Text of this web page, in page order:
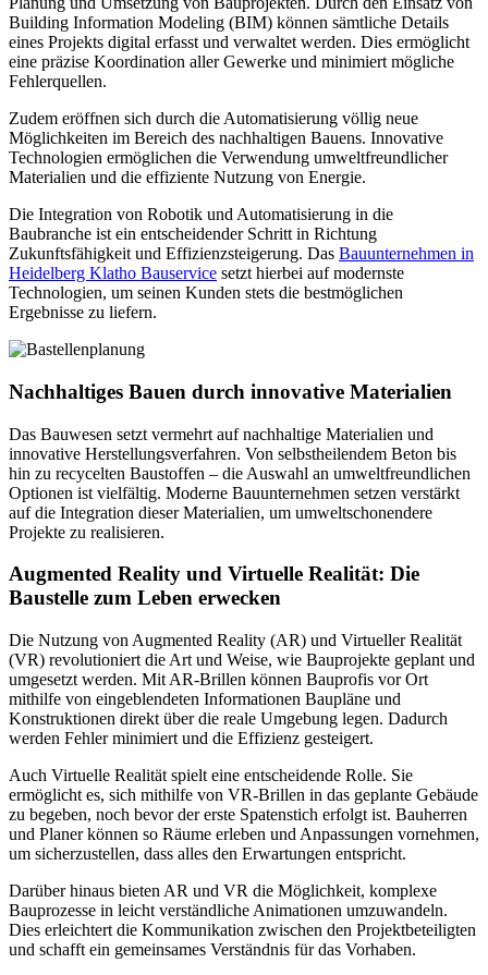
Building Information Modeling (BIM) können sämtliche Details
eines Projekts digital erfasst und verwaltet werden. Dies ermöglicht
eine präzise Koordination aller Gewerke und minimiert mögliche
Fehlerquellen.
Zudem eröffnen sich durch die Automatisierung völlig neue
Möglichkeiten im Bereich des nachhaltigen Bauens. Innovative
Technologien ermöglichen die Verwendung umweltfreundlicher
Materialien und die effiziente Nutzung von Energie.
Die Integration von Robotik und Automatisierung in die
Baubranche ist ein entscheidender Schritt in Richtung
Zukunftsfähigkeit und Effizienzsteigerung. Das Bauunternehmen in
Heidelberg Klatho Bauservice setzt hierbei auf modernste
Technologien, um seinen Kunden stets die bestmöglichen
Ergebnisse zu liefern.
Nachhaltiges Bauen durch innovative Materialien
Das Bauwesen setzt vermehrt auf nachhaltige Materialien und
innovative Herstellungsverfahren. Von selbstheilendem Beton bis
hin zu recycelten Baustoffen – die Auswahl an umweltfreundlichen
Optionen ist vielfältig. Moderne Bauunternehmen setzen verstärkt
auf die Integration dieser Materialien, um umweltschonendere
Projekte zu realisieren.
Augmented Reality und Virtuelle Realität: Die
Baustelle zum Leben erwecken
Die Nutzung von Augmented Reality (AR) und Virtueller Realität
(VR) revolutioniert die Art und Weise, wie Bauprojekte geplant und
umgesetzt werden. Mit AR-Brillen können Bauprofis vor Ort
mithilfe von eingeblendeten Informationen Baupläne und
Konstruktionen direkt über die reale Umgebung legen. Dadurch
werden Fehler minimiert und die Effizienz gesteigert.
Auch Virtuelle Realität spielt eine entscheidende Rolle. Sie
ermöglicht es, sich mithilfe von VR-Brillen in das geplante Gebäude
zu begeben, noch bevor der erste Spatenstich erfolgt ist. Bauherren
und Planer können so Räume erleben und Anpassungen vornehmen,
um sicherzustellen, dass alles den Erwartungen entspricht.
Darüber hinaus bieten AR und VR die Möglichkeit, komplexe
Bauprozesse in leicht verständliche Animationen umzuwandeln.
Dies erleichtert die Kommunikation zwischen den Projektbeteiligten
und schafft ein gemeinsames Verständnis für das Vorhaben.